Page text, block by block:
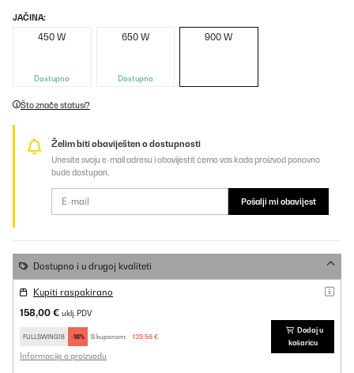
JAČINA:
450 W
Dostupno
650 W
Dostupno
900 W
Što znače statusi?
Želim biti obaviješten o dostupnosti
Unesite svoju e-mail adresu i obavijestit ćemo vas kada proizvod ponovno
bude dostupan.
Pošalji mi obavijest
Dostupno i u drugoj kvaliteti
Kupiti raspakirano
158,00 € uklj. PDV
FULLSWING18 -18% S kuponom: 129,56 €
Informacije o proizvodu
Dodaj u
košaricu